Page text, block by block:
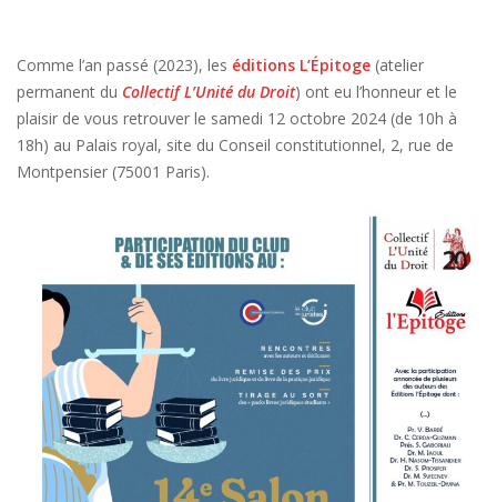
Comme l’an passé (2023), les éditions L’Épitoge (atelier
permanent du Collectif L’Unité du Droit) ont eu l’honneur et le
plaisir de vous retrouver le samedi 12 octobre 2024 (de 10h à
18h) au Palais royal, site du Conseil constitutionnel, 2, rue de
Montpensier (75001 Paris).